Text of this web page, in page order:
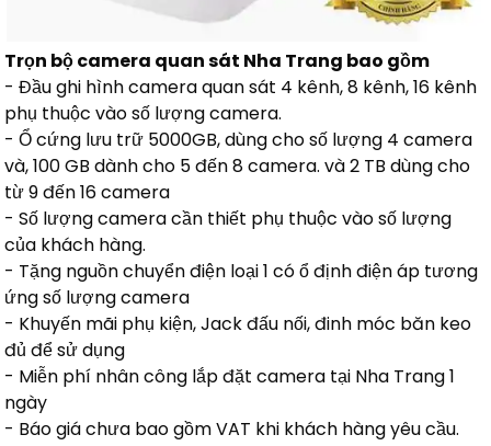
Trọn bộ camera quan sát Nha Trang bao gồm
- Đầu ghi hình camera quan sát 4 kênh, 8 kênh, 16 kênh
phụ thuộc vào số lượng camera.
- Ổ cứng lưu trữ 5000GB, dùng cho số lượng 4 camera
và, 100 GB dành cho 5 đến 8 camera. và 2 TB dùng cho
từ 9 đến 16 camera
- Số lượng camera cần thiết phụ thuộc vào số lượng
của khách hàng.
- Tặng nguồn chuyển điện loại 1 có ổ định điện áp tương
ứng số lượng camera
- Khuyến mãi phụ kiện, Jack đấu nối, đinh móc băn keo
đủ để sử dụng
- Miễn phí nhân công lắp đặt camera tại Nha Trang 1
ngày
- Báo giá chưa bao gồm VAT khi khách hàng yêu cầu.